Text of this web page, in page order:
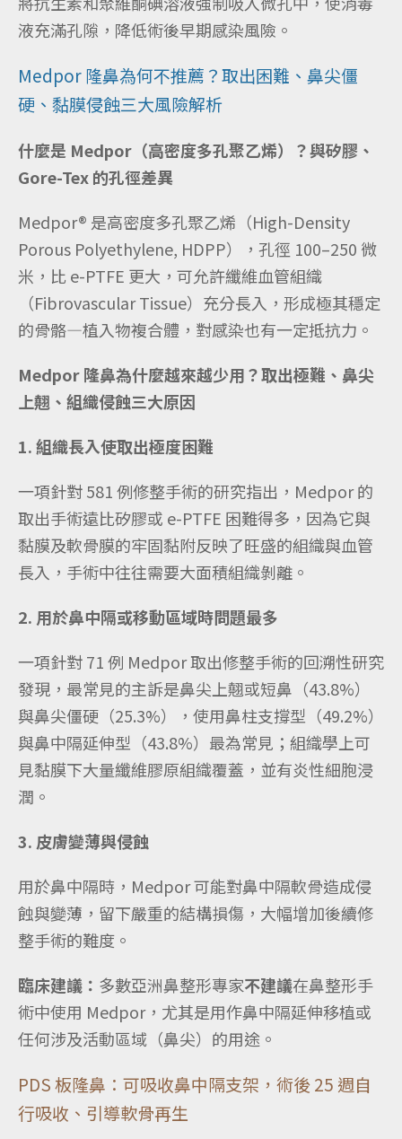
液充滿孔隙，降低術後早期感染風險。
Medpor 隆鼻為何不推薦？取出困難、鼻尖僵
硬、黏膜侵蝕三大風險解析
什麼是 Medpor（高密度多孔聚乙烯）？與矽膠、
Gore-Tex 的孔徑差異
Medpor® 是高密度多孔聚乙烯（High-Density
Porous Polyethylene, HDPP），孔徑 100–250 微
米，比 e-PTFE 更大，可允許纖維血管組織
（Fibrovascular Tissue）充分長入，形成極其穩定
的骨骼—植入物複合體，對感染也有一定抵抗力。
Medpor 隆鼻為什麼越來越少用？取出極難、鼻尖
上翹、組織侵蝕三大原因
1. 組織長入使取出極度困難
一項針對 581 例修整手術的研究指出，Medpor 的
取出手術遠比矽膠或 e-PTFE 困難得多，因為它與
黏膜及軟骨膜的牢固黏附反映了旺盛的組織與血管
長入，手術中往往需要大面積組織剝離。
2. 用於鼻中隔或移動區域時問題最多
一項針對 71 例 Medpor 取出修整手術的回溯性研究
發現，最常見的主訴是鼻尖上翹或短鼻（43.8%）
與鼻尖僵硬（25.3%），使用鼻柱支撐型（49.2%）
與鼻中隔延伸型（43.8%）最為常見；組織學上可
見黏膜下大量纖維膠原組織覆蓋，並有炎性細胞浸
潤。
3. 皮膚變薄與侵蝕
用於鼻中隔時，Medpor 可能對鼻中隔軟骨造成侵
蝕與變薄，留下嚴重的結構損傷，大幅增加後續修
整手術的難度。
臨床建議： 多數亞洲鼻整形專家不建議在鼻整形手
術中使用 Medpor，尤其是用作鼻中隔延伸移植或
任何涉及活動區域（鼻尖）的用途。
PDS 板隆鼻：可吸收鼻中隔支架，術後 25 週自
行吸收、引導軟骨再生